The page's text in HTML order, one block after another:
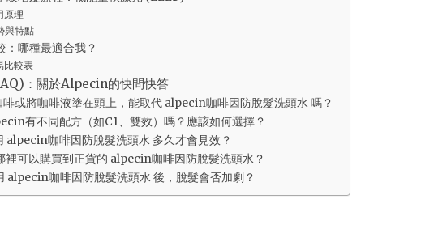
原理
與特點
：哪種最適合我？
比較表
：關於Alpecin的快問快答
啡或將咖啡液塗在頭上，能取代 alpecin咖啡因防脫髮洗頭水 嗎？
有不同配方（如C1、雙效）嗎？應該如何選擇？
alpecin咖啡因防脫髮洗頭水 多久才會見效？
裡可以購買到正貨的 alpecin咖啡因防脫髮洗頭水？
alpecin咖啡因防脫髮洗頭水 後，脫髮會否加劇？